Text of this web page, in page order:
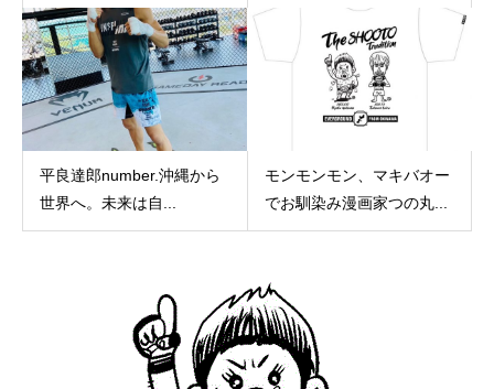
平良達郎number.沖縄から
世界へ。未来は自...
モンモンモン、マキバオー
でお馴染み漫画家つの丸...